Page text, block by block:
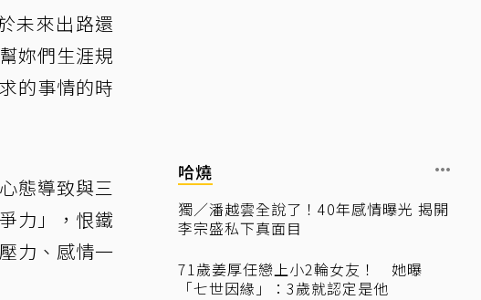
未來出路還
妳們生涯規
的事情的時
態導致與三
力」，恨鐵
力、感情一
哈燒
獨／潘越雲全說了！40年感情曝光 揭開
李宗盛私下真面目
71歲姜厚任戀上小2輪女友！ 她曝
「七世因緣」：3歲就認定是他